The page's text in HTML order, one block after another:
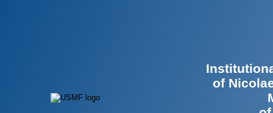
of